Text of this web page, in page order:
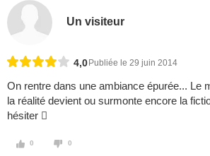
Un visiteur
4,0 Publiée le 29 juin 2014
On rentre dans une ambiance épurée... Le
la réalité devient ou surmonte encore la
hésiter 
0 0